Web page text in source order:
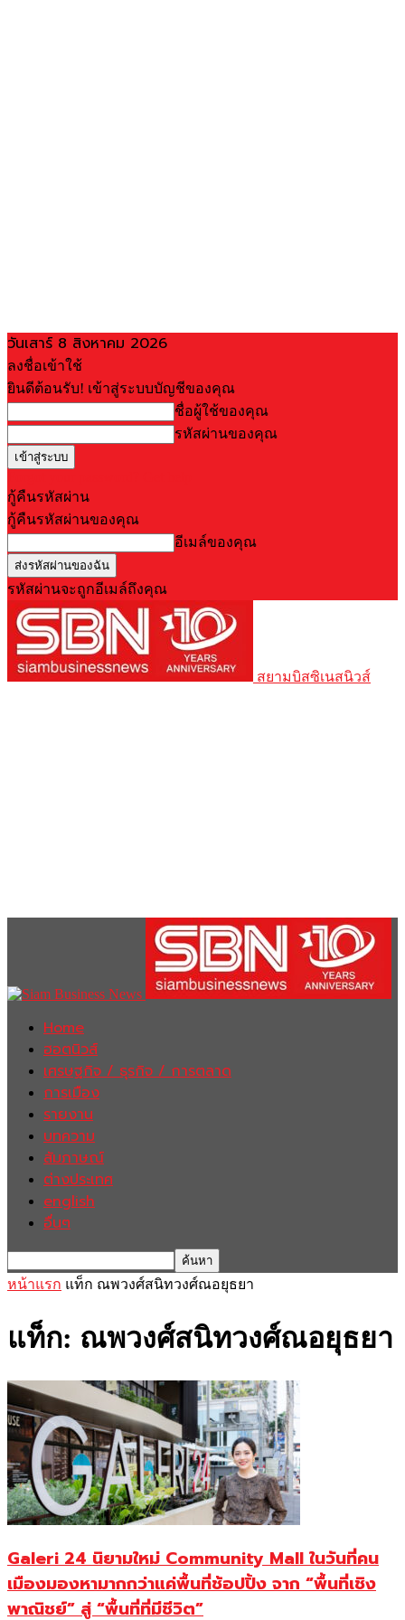
วันเสาร์ 8 สิงหาคม 2026
ลงชื่อเข้าใช้
ยินดีต้อนรับ! เข้าสู่ระบบบัญชีของคุณ
ชื่อผู้ใช้ของคุณ
รหัสผ่านของคุณ
กู้คืนรหัสผ่าน
กู้คืนรหัสผ่านของคุณ
อีเมล์ของคุณ
รหัสผ่านจะถูกอีเมล์ถึงคุณ
สยามบิสซิเนสนิวส์
Home
ฮอตนิวส์
เศรษฐกิจ / ธุรกิจ / การตลาด
การเมือง
รายงาน
บทความ
สัมภาษณ์
ต่างประเทศ
english
อื่นๆ
หน้าแรก แท็ก ณพวงศ์สนิทวงศ์ณอยุธยา
แท็ก: ณพวงศ์สนิทวงศ์ณอยุธยา
Galeri 24 นิยามใหม่ Community Mall ในวันที่คน
เมืองมองหามากกว่าแค่พื้นที่ช้อปปิ้ง จาก “พื้นที่เชิง
พาณิชย์” สู่ “พื้นที่ที่มีชีวิต”